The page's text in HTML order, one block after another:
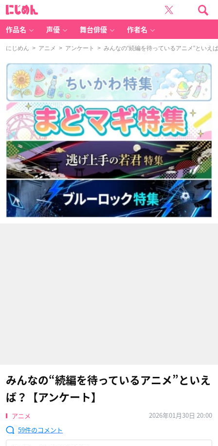
作品名 声優 舞台俳優 作者名
にじめん > アニメ > アンケート > みんなの“続編を待っているアニメ”といえ
みんなの“続編を待っているアニメ”といえ
ば？【アンケート】
アニメ
2026年01月30日 20:00
59